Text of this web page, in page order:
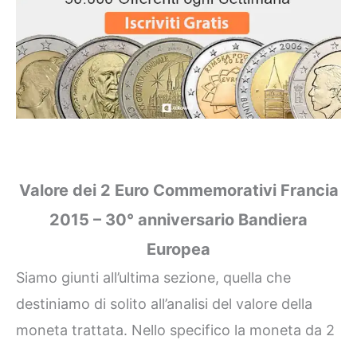
Valore dei 2 Euro Commemorativi Francia
2015 – 30° anniversario Bandiera
Europea
Siamo giunti all’ultima sezione, quella che
destiniamo di solito all’analisi del valore della
moneta trattata. Nello specifico la moneta da 2